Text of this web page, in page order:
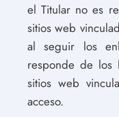
el Titular no es
sitios web
al seguir los
responde de los
sitios web
acceso.